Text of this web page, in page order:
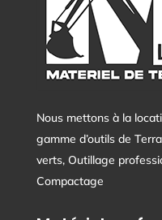
Nous mettons à la
gamme d’outils de
verts, Outillage
Compactage